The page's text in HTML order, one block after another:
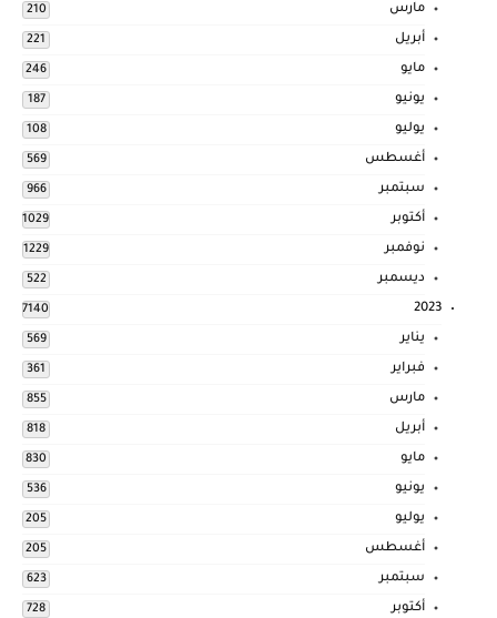
مارس 210
أبريل 221
مايو 246
يونيو 187
يوليو 108
أغسطس 569
سبتمبر 966
أكتوبر 1029
نوفمبر 1229
ديسمبر 522
2023
7140
يناير 569
فبراير 361
مارس 855
أبريل 818
مايو 830
يونيو 536
يوليو 205
أغسطس 205
سبتمبر 623
أكتوبر 728